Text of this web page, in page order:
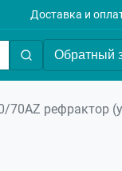
Доставка и
Обратный
70AZ рефрактор